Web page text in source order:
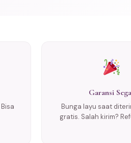
Garansi
Bunga layu saat
gratis. Salah kirim?